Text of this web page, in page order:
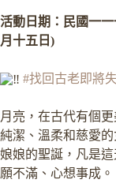
活動日期：民國一
月十五日)
#找回古老即將
月亮，在古代有個
純潔、溫柔和慈愛
娘娘的聖誕，凡是
願不滿、心想事成。